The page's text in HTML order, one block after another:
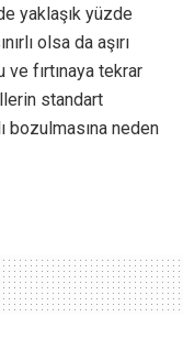
yaklaşık yüzde
olsa da aşırı
ve fırtınaya tekrar
standart
bozulmasına neden